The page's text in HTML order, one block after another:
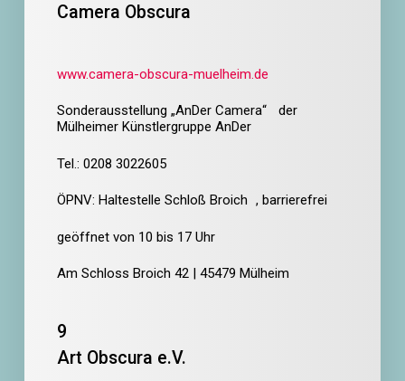
Camera Obscura
www.camera-obscura-muelheim.de
Sonderausstellung „AnDer Camera“ der
Mülheimer Künstlergruppe AnDer
Tel.: 0208 3022605
ÖPNV: Haltestelle Schloß Broich , barrierefrei
geöffnet von 10 bis 17 Uhr
Am Schloss Broich 42 | 45479 Mülheim
9
Art Obscura e.V.